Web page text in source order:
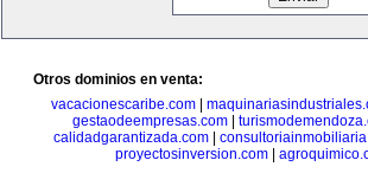
Otros dominios en venta:
vacacionescaribe.com
gestaodeempresas.com|
calidadgarantizada.com
proyectosinversion.com|